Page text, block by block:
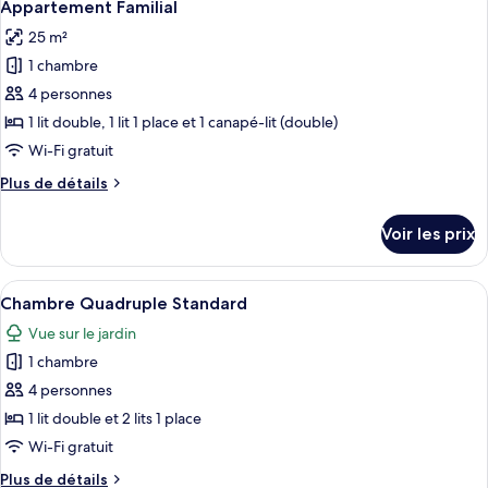
chambre
Suite
Junior
toutes
les
photos
pour
ce
type
chambre :
Appartement Familial
25 m²
1 chambre
4 personnes
1 lit double, 1 lit 1 place et 1 canapé-lit (double)
Wi-Fi gratuit
Plus de détails
Plus
le
type
de
chambre
Appartement
Familial
Voir les prix
Afficher
toutes
les
photos
pour
ce
type
Une chambre d’hôtel avec deux lits,
1
Chambre Quadruple Standard
Vue sur le jardin
1 chambre
4 personnes
1 lit double et 2 lits 1 place
Wi-Fi gratuit
Plus de détails
Plus